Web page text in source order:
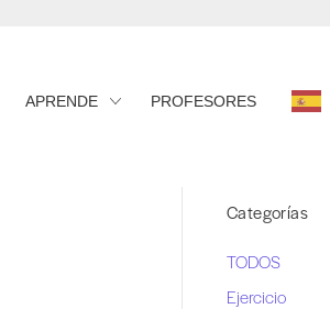
APRENDE PROFESORES
Categorías
TODOS
Ejercicio